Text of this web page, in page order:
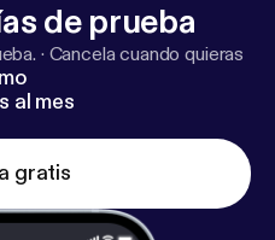
de prueba
· Cancela cuando quieras
al mes
gratis